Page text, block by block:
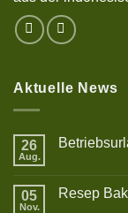
Aktuelle News
26
Aug.
Betriebsurlaub
05
Nov.
Resep